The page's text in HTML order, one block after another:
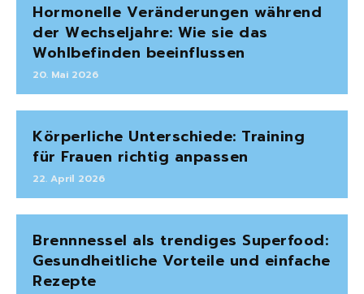
Hormonelle Veränderungen während
der Wechseljahre: Wie sie das
Wohlbefinden beeinflussen
20. Mai 2026
Körperliche Unterschiede: Training
für Frauen richtig anpassen
22. April 2026
Brennnessel als trendiges Superfood:
Gesundheitliche Vorteile und einfache
Rezepte